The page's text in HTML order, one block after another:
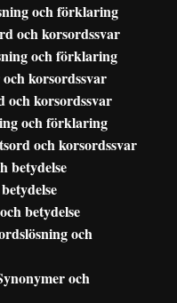
och förklaring
och korsordssvar
och förklaring
korsordssvar
och korsordssvar
och förklaring
och korsordssvar
betydelse
betydelse
och
och